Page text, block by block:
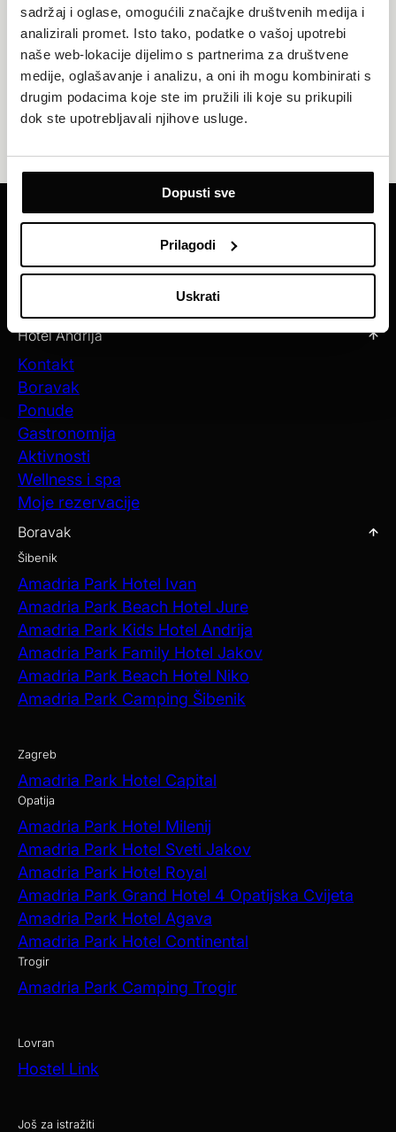
sadržaj i oglase, omogućili značajke društvenih medija i
analizirali promet. Isto tako, podatke o vašoj upotrebi
naše web-lokacije dijelimo s partnerima za društvene
medije, oglašavanje i analizu, a oni ih mogu kombinirati s
drugim podacima koje ste im pružili ili koje su prikupili
dok ste upotrebljavali njihove usluge.
Dopusti sve
Prilagodi
Uskrati
Primajte naše najnovije ponude i vijesti
REGISTRIRAJTE SE SADA
Hotel Andrija
Kontakt
Boravak
Ponude
Gastronomija
Aktivnosti
Wellness i spa
Moje rezervacije
Boravak
Šibenik
Amadria Park Hotel Ivan
Amadria Park Beach Hotel Jure
Amadria Park Kids Hotel Andrija
Amadria Park Family Hotel Jakov
Amadria Park Beach Hotel Niko
Amadria Park Camping Šibenik
Zagreb
Amadria Park Hotel Capital
Opatija
Amadria Park Hotel Milenij
Amadria Park Hotel Sveti Jakov
Amadria Park Hotel Royal
Amadria Park Grand Hotel 4 Opatijska Cvijeta
Amadria Park Hotel Agava
Amadria Park Hotel Continental
Trogir
Amadria Park Camping Trogir
Lovran
Hostel Link
Još za istražiti